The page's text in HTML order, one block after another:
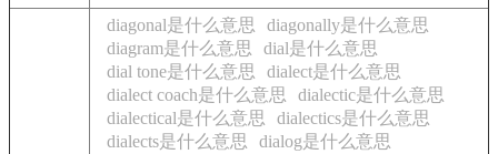
diagonal是什么意思
diagonally是什么意思
diagram是什么意思
dial是什么意思
dial tone是什么意思
dialect是什么意思
dialect coach是什么意思
dialectic是什么意思
dialectical是什么意思
dialectics是什么意思
dialects是什么意思
dialog是什么意思